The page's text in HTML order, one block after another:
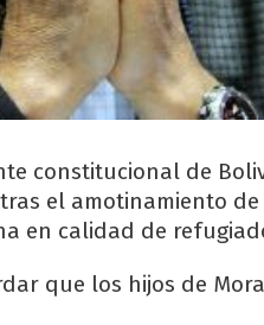
constitucional de
el amotinamiento
en calidad de
que los hijos de